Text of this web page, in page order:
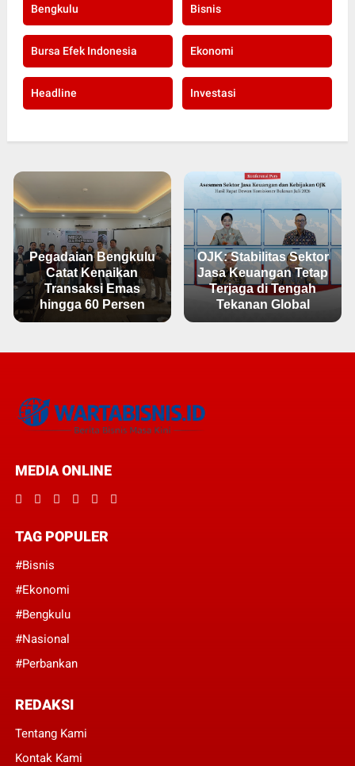
Bengkulu Bisnis
Bursa Efek Indonesia Ekonomi
Headline Investasi
Pegadaian Bengkulu
Catat Kenaikan
Transaksi Emas
hingga 60 Persen
OJK: Stabilitas Sektor
Jasa Keuangan Tetap
Terjaga di Tengah
Tekanan Global
MEDIA ONLINE
TAG POPULER
#Bisnis
#Ekonomi
#Bengkulu
#Nasional
#Perbankan
REDAKSI
Tentang Kami
Kontak Kami